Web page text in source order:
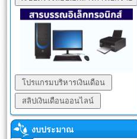
งบประมาณ